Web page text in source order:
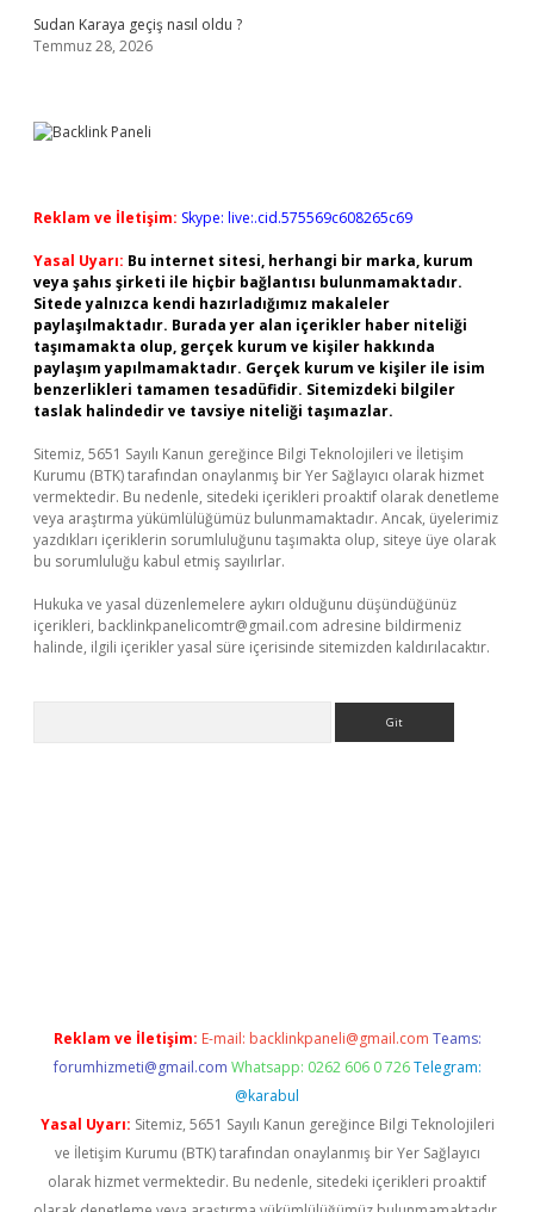
Sudan Karaya geçiş nasıl oldu ?
Temmuz 28, 2026
Reklam ve İletişim: Skype: live:.cid.575569c608265c69
Yasal Uyarı: Bu internet sitesi, herhangi bir marka, kurum
veya şahıs şirketi ile hiçbir bağlantısı bulunmamaktadır.
Sitede yalnızca kendi hazırladığımız makaleler
paylaşılmaktadır. Burada yer alan içerikler haber niteliği
taşımamakta olup, gerçek kurum ve kişiler hakkında
paylaşım yapılmamaktadır. Gerçek kurum ve kişiler ile isim
benzerlikleri tamamen tesadüfidir. Sitemizdeki bilgiler
taslak halindedir ve tavsiye niteliği taşımazlar.
Sitemiz, 5651 Sayılı Kanun gereğince Bilgi Teknolojileri ve İletişim
Kurumu (BTK) tarafından onaylanmış bir Yer Sağlayıcı olarak hizmet
vermektedir. Bu nedenle, sitedeki içerikleri proaktif olarak denetleme
veya araştırma yükümlülüğümüz bulunmamaktadır. Ancak, üyelerimiz
yazdıkları içeriklerin sorumluluğunu taşımakta olup, siteye üye olarak
bu sorumluluğu kabul etmiş sayılırlar.
Hukuka ve yasal düzenlemelere aykırı olduğunu düşündüğünüz
içerikleri, backlinkpanelicomtr@gmail.com adresine bildirmeniz
halinde, ilgili içerikler yasal süre içerisinde sitemizden kaldırılacaktır.
Reklam ve İletişim: E-mail: backlinkpaneli@gmail.com Teams:
forumhizmeti@gmail.com Whatsapp: 0262 606 0 726 Telegram:
@karabul
Yasal Uyarı: Sitemiz, 5651 Sayılı Kanun gereğince Bilgi Teknolojileri
ve İletişim Kurumu (BTK) tarafından onaylanmış bir Yer Sağlayıcı
olarak hizmet vermektedir. Bu nedenle, sitedeki içerikleri proaktif